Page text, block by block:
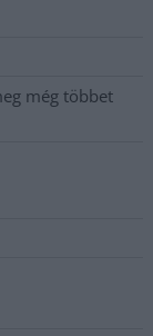
még többet